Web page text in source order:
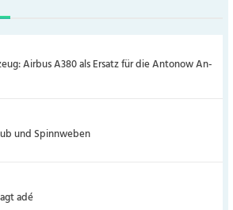
Airbus A380 als Ersatz für die Antonow An-
und Spinnweben
adé